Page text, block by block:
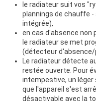
le radiateur suit vos
plannings de chauffe
intégrée),
en cas d'absence non
le radiateur se met
(détecteur d'absence/
Le radiateur détecte
restée ouverte. Pour
intempestive, un léger
que l'appareil s'est
désactivable avec la